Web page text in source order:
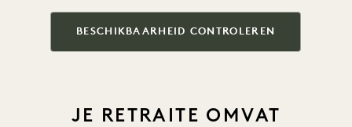
BESCHIKBAARHEID CONTROLEREN
JE RETRAITE OMVAT